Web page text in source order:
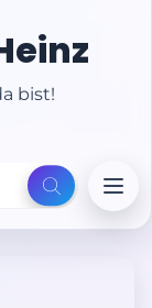
bist!